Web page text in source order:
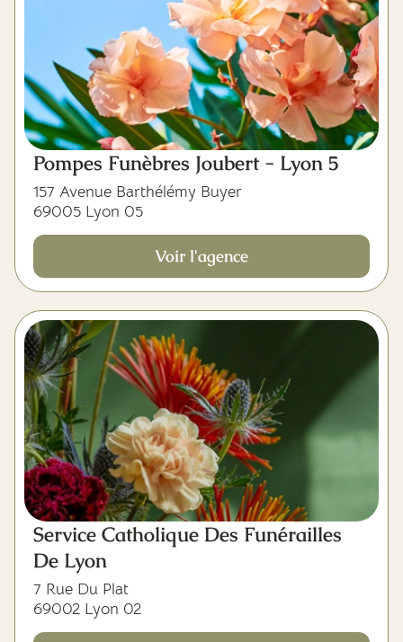
Pompes Funèbres Joubert - Lyon 5
157 Avenue Barthélémy Buyer
69005 Lyon 05
Voir l'agence
Service Catholique Des Funérailles
De Lyon
7 Rue Du Plat
69002 Lyon 02